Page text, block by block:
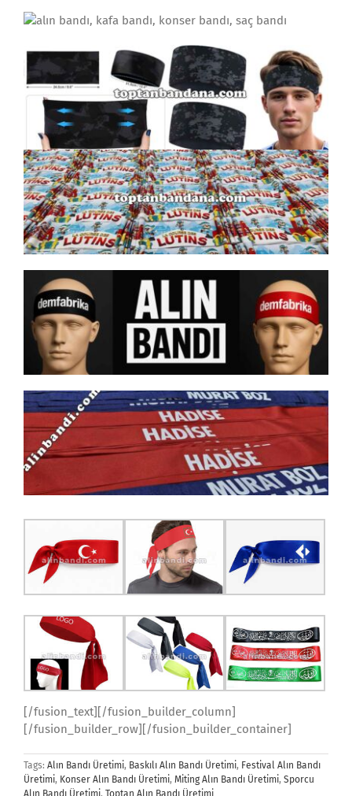
[/fusion_text][/fusion_builder_column]
[/fusion_builder_row][/fusion_builder_container]
Tags: Alın Bandı Üretimi, Baskılı Alın Bandı Üretimi, Festival Alın Bandı
Üretimi, Konser Alın Bandı Üretimi, Miting Alın Bandı Üretimi, Sporcu
Alın Bandı Üretimi, Toptan Alın Bandı Üretimi